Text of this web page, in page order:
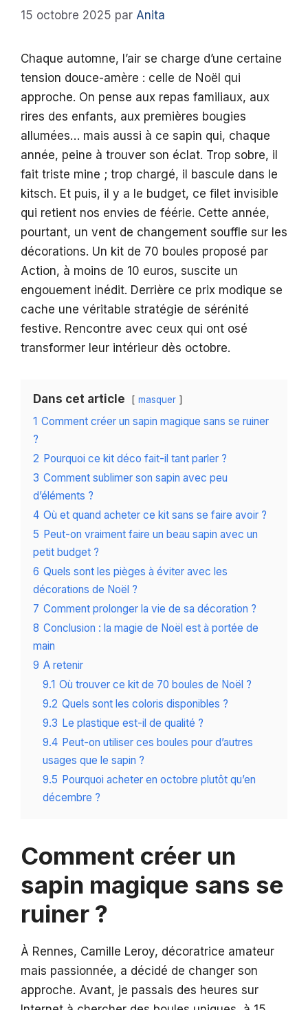
15 octobre 2025 par Anita
Chaque automne, l’air se charge d’une certaine
tension douce-amère : celle de Noël qui
approche. On pense aux repas familiaux, aux
rires des enfants, aux premières bougies
allumées… mais aussi à ce sapin qui, chaque
année, peine à trouver son éclat. Trop sobre, il
fait triste mine ; trop chargé, il bascule dans le
kitsch. Et puis, il y a le budget, ce filet invisible
qui retient nos envies de féérie. Cette année,
pourtant, un vent de changement souffle sur les
décorations. Un kit de 70 boules proposé par
Action, à moins de 10 euros, suscite un
engouement inédit. Derrière ce prix modique se
cache une véritable stratégie de sérénité
festive. Rencontre avec ceux qui ont osé
transformer leur intérieur dès octobre.
Dans cet article masquer
1 Comment créer un sapin magique sans se ruiner
?
2 Pourquoi ce kit déco fait-il tant parler ?
3 Comment sublimer son sapin avec peu
d’éléments ?
4 Où et quand acheter ce kit sans se faire avoir ?
5 Peut-on vraiment faire un beau sapin avec un
petit budget ?
6 Quels sont les pièges à éviter avec les
décorations de Noël ?
7 Comment prolonger la vie de sa décoration ?
8 Conclusion : la magie de Noël est à portée de
main
9 A retenir
9.1 Où trouver ce kit de 70 boules de Noël ?
9.2 Quels sont les coloris disponibles ?
9.3 Le plastique est-il de qualité ?
9.4 Peut-on utiliser ces boules pour d’autres
usages que le sapin ?
9.5 Pourquoi acheter en octobre plutôt qu’en
décembre ?
Comment créer un
sapin magique sans se
ruiner ?
À Rennes, Camille Leroy, décoratrice amateur
mais passionnée, a décidé de changer son
approche. Avant, je passais des heures sur